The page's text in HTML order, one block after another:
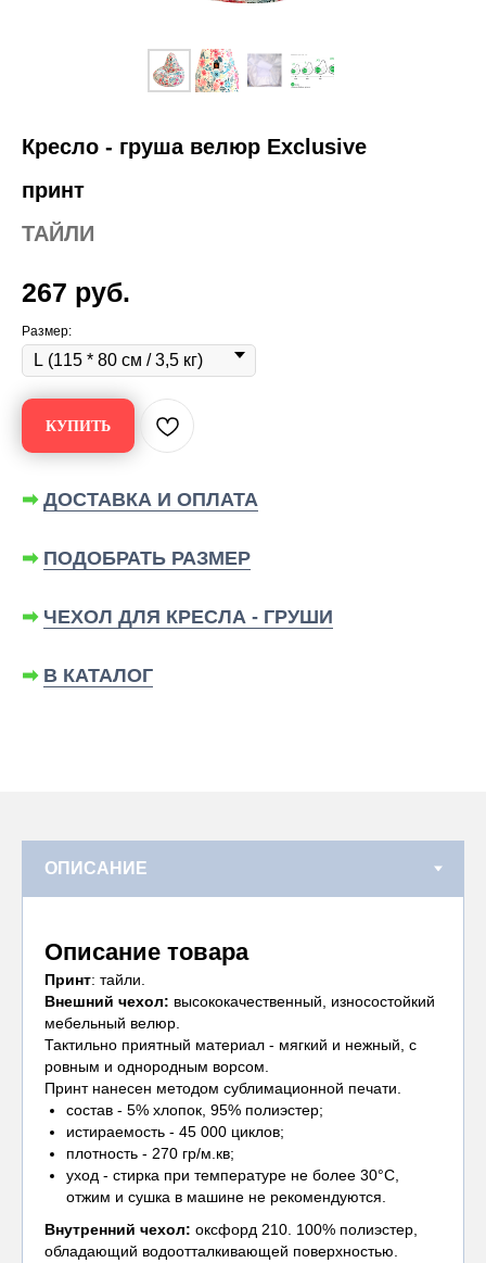
Кресло - груша велюр Exclusive
принт
ТАЙЛИ
267 руб.
Размер:
КУПИТЬ
➡ ДОСТАВКА И ОПЛАТА
➡ ПОДОБРАТЬ РАЗМЕР
➡ ЧЕХОЛ ДЛЯ КРЕСЛА - ГРУШИ
➡ В КАТАЛОГ
Описание товара
Принт: тайли.
Внешний чехол: высококачественный, износостойкий
мебельный велюр.
Тактильно приятный материал - мягкий и нежный, с
ровным и однородным ворсом.
Принт нанесен методом сублимационной печати.
состав - 5% хлопок, 95% полиэстер;
истираемость - 45 000 циклов;
плотность - 270 гр/м.кв;
уход - стирка при температуре не более 30°С,
отжим и сушка в машине не рекомендуются.
Внутренний чехол: оксфорд 210. 100% полиэстер,
обладающий водоотталкивающей поверхностью.